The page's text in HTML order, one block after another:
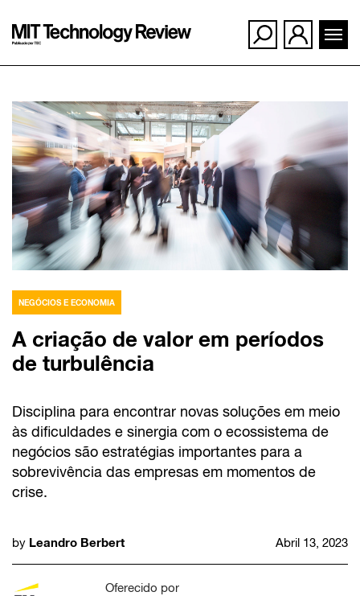
para
conteúdo
NEGÓCIOS E ECONOMIA
A criação de valor em períodos
de turbulência
Disciplina para encontrar novas soluções em meio
às dificuldades e sinergia com o ecossistema de
negócios são estratégias importantes para a
sobrevivência das empresas em momentos de
crise.
by Leandro Berbert Abril 13, 2023
Oferecido por